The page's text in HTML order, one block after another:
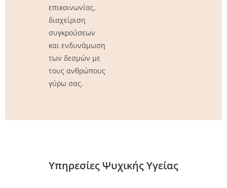
επικοινωνίας,
διαχείριση
συγκρούσεων
και ενδυνάμωση
των δεσμών με
τους ανθρώπους
γύρω σας.
Υπηρεσίες Ψυχικής Υγείας